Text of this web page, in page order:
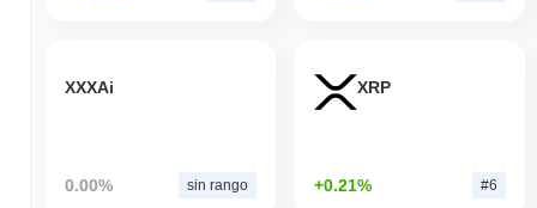
XXXAi
0.00% sin rango
XRP
+0.21% #6